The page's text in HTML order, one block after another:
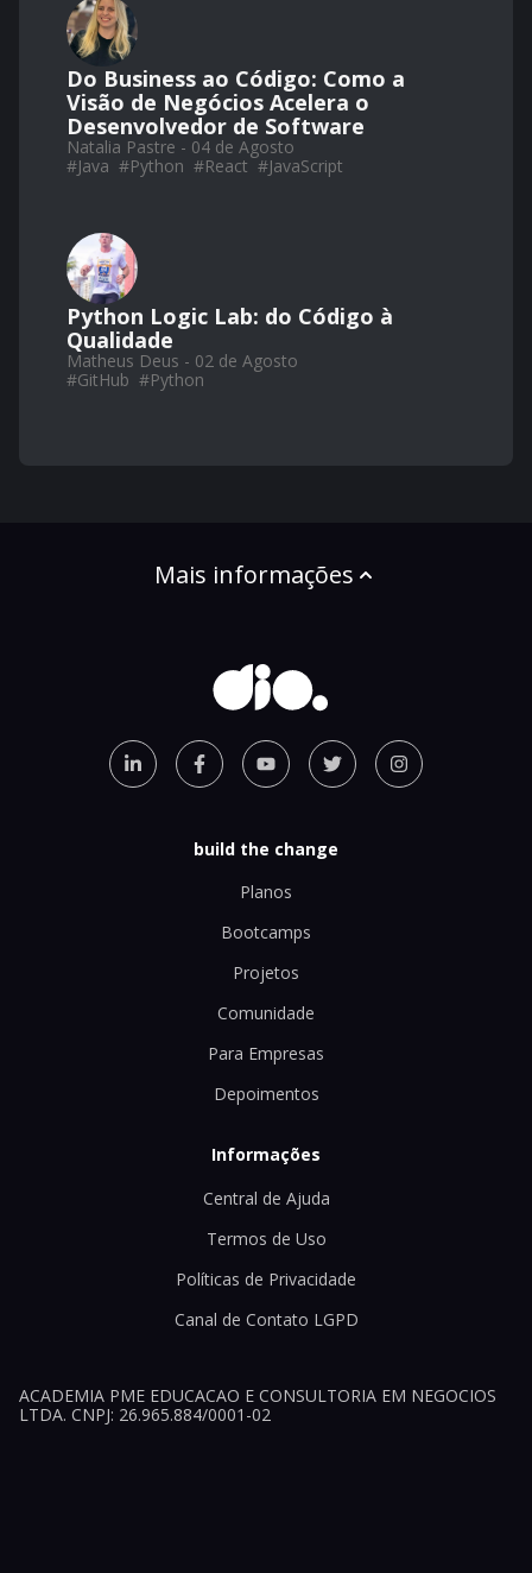
Do Business ao Código: Como a
Visão de Negócios Acelera o
Desenvolvedor de Software
Natalia Pastre - 04 de Agosto
#Java #Python #React #JavaScript
Python Logic Lab: do Código à
Qualidade
Matheus Deus - 02 de Agosto
#GitHub #Python
Mais informações
build the change
Planos
Bootcamps
Projetos
Comunidade
Para Empresas
Depoimentos
Informações
Central de Ajuda
Termos de Uso
Políticas de Privacidade
Canal de Contato LGPD
ACADEMIA PME EDUCACAO E CONSULTORIA EM NEGOCIOS
LTDA. CNPJ: 26.965.884/0001-02